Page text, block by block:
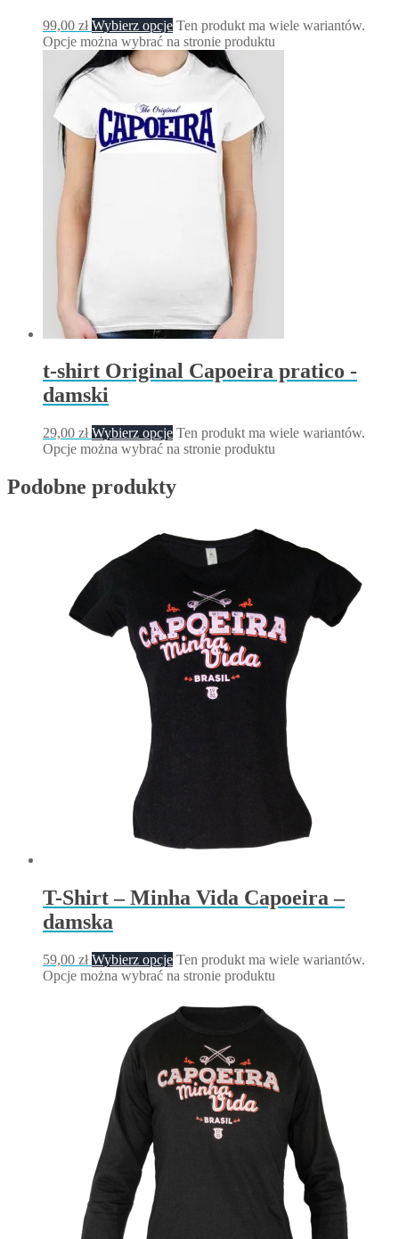
99,00 zł Wybierz opcje Ten produkt ma wiele wariantów.
Opcje można wybrać na stronie produktu
t-shirt Original Capoeira pratico -
damski
29,00 zł Wybierz opcje Ten produkt ma wiele wariantów.
Opcje można wybrać na stronie produktu
Podobne produkty
T-Shirt – Minha Vida Capoeira –
damska
59,00 zł Wybierz opcje Ten produkt ma wiele wariantów.
Opcje można wybrać na stronie produktu